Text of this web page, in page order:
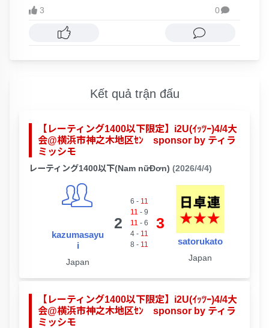
3 0
Kết quả trận đấu
【レーティング1400以下限定】i2U(ｲｯﾂｰ)4/4大
会@横浜市神之木地区ｾﾝ sponsor by ティラ
ミッシモ
レーティング1400以下(Nam nữĐơn) (2026/4/4)
kazumasayu
i
Japan
2
6 - 11
11 - 9
11 - 6
4- 11
8 - 11
3
satorukato
Japan
【レーティング1400以下限定】i2U(ｲｯﾂｰ)4/4大
会@横浜市神之木地区ｾﾝ sponsor by ティラ
ミッシモ